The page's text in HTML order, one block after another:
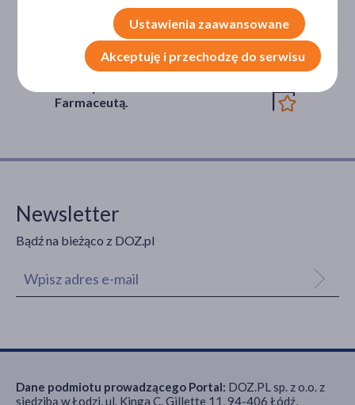
Wsparcie w leczeniu
Farmaceutą.
Newsletter
Bądź na bieżąco z DOZ.pl
Dane podmiotu prowadzącego Portal: DOZ.PL sp. z o.o. z
siedzibą w Łodzi, ul. Kinga C. Gillette 11, 94-406 Łódź,
Ustawienia zaawansowane
Akceptuję i przechodzę do serwisu